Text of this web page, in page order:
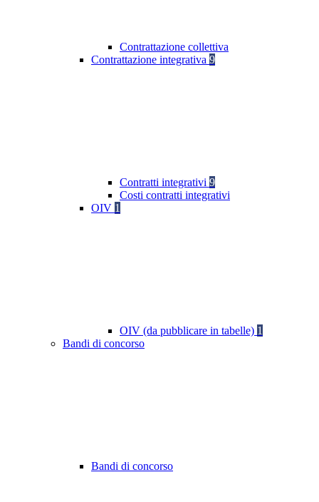
Contrattazione collettiva
Contrattazione integrativa 9
Contratti integrativi 9
Costi contratti integrativi
OIV 1
OIV (da pubblicare in tabelle) 1
Bandi di concorso
Bandi di concorso